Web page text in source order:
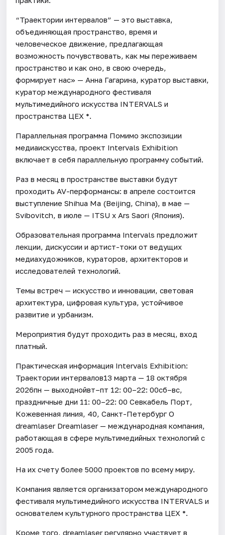
“Траектории интервалов” — это выставка,
объединяющая пространство, время и
человеческое движение, предлагающая
возможность почувствовать, как мы переживаем
пространство и как оно, в свою очередь,
формирует нас» — Анна Гагарина, куратор выставки,
куратор международного фестиваля
мультимедийного искусства INTERVALS и
пространства ЦЕХ *.
Параллельная программа Помимо экспозиции
медиаискусства, проект Intervals Exhibition
включает в себя параллельную программу событий.
Раз в месяц в пространстве выставки будут
проходить AV-перформансы: в апреле состоится
выступление Shihua Ma (Beijing, China), в мае —
Svibovitch, в июле — ITSU x Ars Saori (Япония).
Образовательная программа Intervals предложит
лекции, дискуссии и артист-токи от ведущих
медиахудожников, кураторов, архитекторов и
исследователей технологий.
Темы встреч — искусство и инновации, световая
архитектура, цифровая культура, устойчивое
развитие и урбанизм.
Мероприятия будут проходить раз в месяц, вход
платный.
Практическая информация Intervals Exhibition:
Траектории интервалов13 марта — 18 октября
2026пн — выходнойвт–пт 12: 00–22: 00сб–вс,
праздничные дни 11: 00–22: 00 Севкабель Порт,
Кожевенная линия, 40, Санкт-Петербург О
dreamlaser Dreamlaser — международная компания,
работающая в сфере мультимедийных технологий с
2005 года.
На их счету более 5000 проектов по всему миру.
Компания является организатором международного
фестиваля мультимедийного искусства INTERVALS и
основателем культурного пространства ЦЕХ *.
Кроме того, dreamlaser регулярно участвует в